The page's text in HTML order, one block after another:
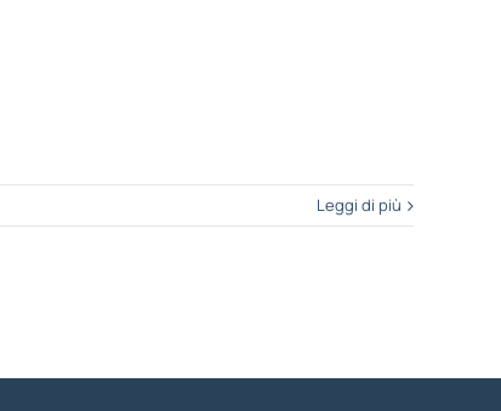
Leggi di più